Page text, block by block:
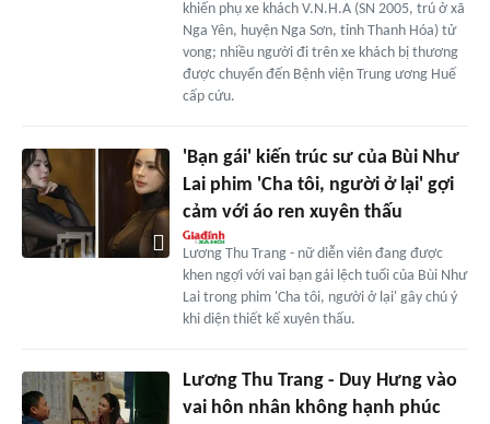
khiến phụ xe khách V.N.H.A (SN 2005, trú ở xã
Nga Yên, huyện Nga Sơn, tỉnh Thanh Hóa) tử
vong; nhiều người đi trên xe khách bị thương
được chuyển đến Bệnh viện Trung ương Huế
cấp cứu.
'Bạn gái' kiến trúc sư của Bùi Như
Lai phim 'Cha tôi, người ở lại' gợi
cảm với áo ren xuyên thấu
Lương Thu Trang - nữ diễn viên đang được
khen ngợi với vai bạn gái lệch tuổi của Bùi Như
Lai trong phim 'Cha tôi, người ở lại' gây chú ý
khi diện thiết kế xuyên thấu.
Lương Thu Trang - Duy Hưng vào
vai hôn nhân không hạnh phúc